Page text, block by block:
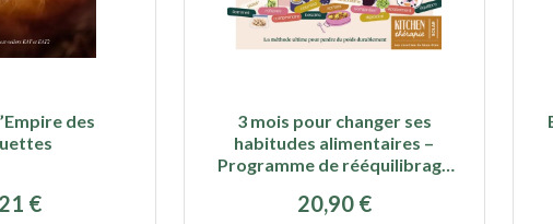
des
€
3 mois pour changer ses
habitudes alimentaires –
Programme de rééquilibrage
20,90 €